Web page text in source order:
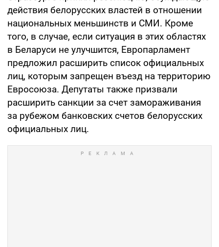
действия белорусских властей в отношении
национальных меньшинств и СМИ. Кроме
того, в случае, если ситуация в этих областях
в Беларуси не улучшится, Европарламент
предложил расширить список официальных
лиц, которым запрещен въезд на территорию
Евросоюза. Депутаты также призвали
расширить санкции за счет замораживания
за рубежом банковских счетов белорусских
официальных лиц.